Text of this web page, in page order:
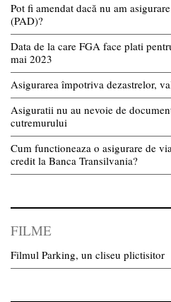
Pot fi amendat dacă nu am
(PAD)?
Data de la care FGA face plati
mai 2023
Asigurarea împotriva dezastrelor,
Asiguratii nu au nevoie de
cutremurului
Cum functioneaza o asigurare de
credit la Banca Transilvania?
FILME
Filmul Parking, un cliseu plictisitor